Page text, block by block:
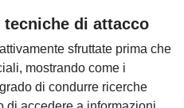
di attacco
sfruttate prima che
mostrando come i
di condurre ricerche